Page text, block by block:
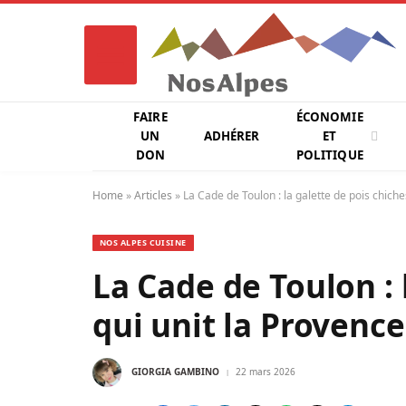
FAIRE
UN
DON
ADHÉRER
ÉCONOMIE
ET
POLITIQUE
Home »Articles » La Cade de Toulon : la galette de pois
NOS ALPES CUISINE
La Cade de Toulon
qui unit la
GIORGIA GAMBINO 22 mars 2026